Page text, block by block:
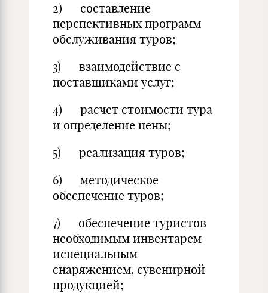
2) составление
перспективных программ
обслуживания туров;
3) взаимодействие с
поставщиками услуг;
4) расчет стоимости тура
и определение цены;
5) реализация туров;
6) методическое
обеспечение туров;
7) обеспечение туристов
необходимым инвентарем
испециальным
снаряжением, сувенирной
продукцией;